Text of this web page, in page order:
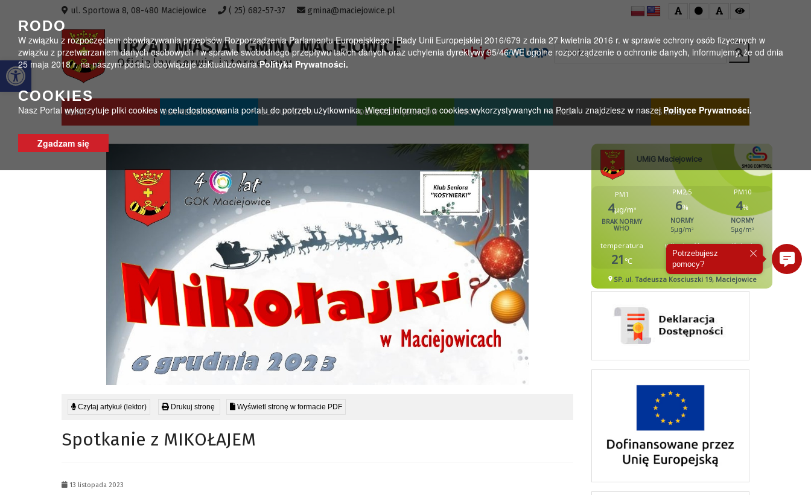
Otwórz pasek narzędzi
RODO
W związku z rozpoczęciem obowiązywania przepisów Rozporządzenia Parlamentu Europejskiego i Rady Unii Europejskiej 2016/679 z dnia 27 kwietnia 2016 r. w sprawie ochrony osób fizycznych w
związku z przetwarzaniem danych osobowych i w sprawie swobodnego przepływu takich danych oraz uchylenia dyrektywy 95/46/WE ogólne rozporządzenie o ochronie danych, informujemy, że od dnia
25 maja 2018 r. na naszym portalu obowiązuje zaktualizowanaPolityka Prywatności.
COOKIES
Nasz Portal wykorzytuje pliki cookies w celu dostosowania portalu do potrzeb użytkownika. Więcej informacji o cookies wykorzystywanych na Portalu znajdziesz w naszejPolityce Prywatności.
Zgadzam się
ul. Sportowa 8, 08-480 Maciejowice ( 25) 682-57-37 gmina@maciejowice.pl
URZĄD MIASTA I GMINY MACIEJOWICE
Oficjalny serwis internetowy
Wyszukaj
GMINA DLA MIESZKAŃCÓW DLA TURYSTÓW DLA PRZEDSIĘBIORCÓW MGOK MGBP KS WISŁA
Czytaj artykuł (lektor) Drukuj stronę Wyświetl stronę w formacie PDF
Spotkanie z MIKOŁAJEM
13 listopada 2023
Potrzebujesz
pomocy?